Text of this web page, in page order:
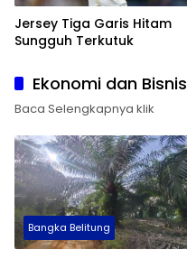
Jersey Tiga Garis Hitam
Sungguh Terkutuk
Ekonomi dan Bisnis
Baca Selengkapnya klik
Bangka Belitung